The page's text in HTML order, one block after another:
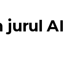
jurul AI